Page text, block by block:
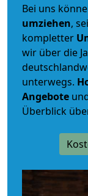
Bei uns
umziehen,
kompletter
wir über die
unterwegs.
Angebote
Überblick